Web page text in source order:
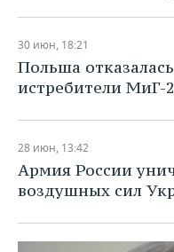
30 июн, 18:21
Польша
истребители МиГ-
28 июн, 13:42
Армия России
воздушных сил